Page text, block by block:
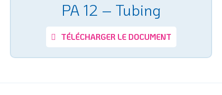
PA 12 – Tubing
TÉLÉCHARGER LE DOCUMENT